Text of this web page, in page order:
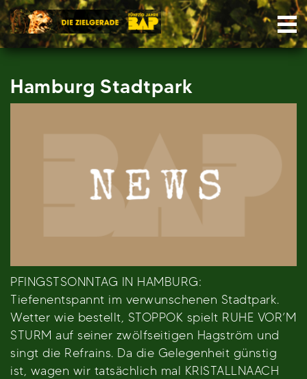
Skip
to
content
Hamburg Stadtpark
PFINGSTSONNTAG IN HAMBURG:
Tiefenentspannt im verwunschenen Stadtpark.
Wetter wie bestellt, STOPPOK spielt RUHE VOR’M
STURM auf seiner zwölfseitigen Hagström und
singt die Refrains. Da die Gelegenheit günstig
ist, wagen wir tatsächlich mal KRISTALLNAACH